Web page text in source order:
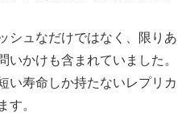
シュなだけではなく、限りあ
いかけも含まれていました。
い寿命しか持たないレプリカ
す。